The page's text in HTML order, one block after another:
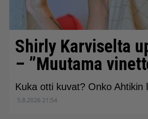
Shirly Karviselta
– ”Muutama
Kuka otti kuvat? Onko Ahtikin
5.8.2026 21:54